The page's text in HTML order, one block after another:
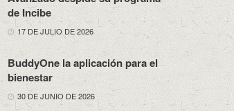
de Incibe
17 DE JULIO DE 2026
BuddyOne la aplicación para el
bienestar
30 DE JUNIO DE 2026